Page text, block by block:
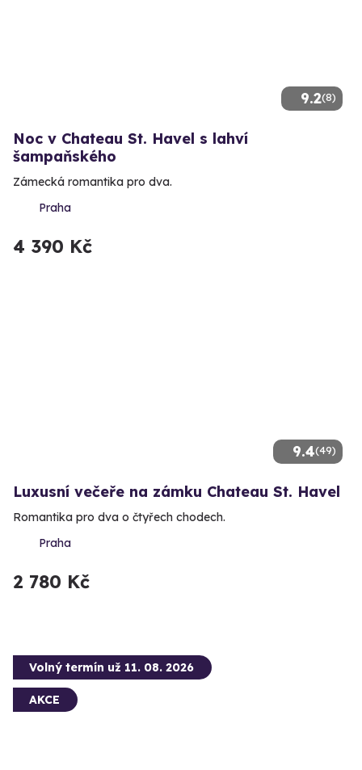
9.2(8)
Noc v Chateau St. Havel s lahví
šampaňského
Zámecká romantika pro dva.
Praha
4 390 Kč
9.4(49)
Luxusní večeře na zámku Chateau St. Havel
Romantika pro dva o čtyřech chodech.
Praha
2 780 Kč
Volný termín už 11. 08. 2026
AKCE